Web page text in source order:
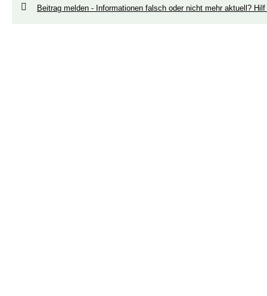
Beitrag melden - Informationen falsch oder nicht mehr aktuell?